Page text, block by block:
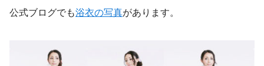
公式ブログでも浴衣の写真があります。